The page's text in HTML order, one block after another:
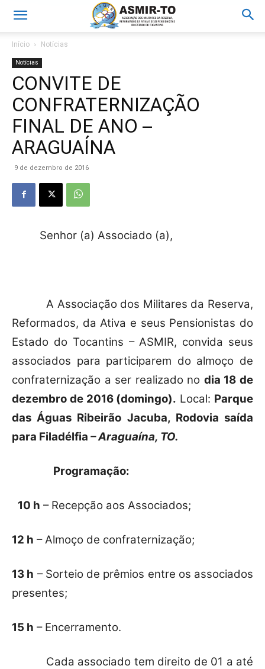
Início Notícias
Notícias
CONVITE DE
CONFRATERNIZAÇÃO
FINAL DE ANO –
ARAGUAÍNA
9 de dezembro de 2016
Senhor (a) Associado (a),
A Associação dos Militares da Reserva,
Reformados, da Ativa e seus Pensionistas do
Estado do Tocantins – ASMIR, convida seus
associados para participarem do almoço de
confraternização a ser realizado no dia 18 de
dezembro de 2016 (domingo). Local: Parque
das Águas Ribeirão Jacuba, Rodovia saída
para Filadélfia – Araguaína, TO.
Programação:
10 h – Recepção aos Associados;
12 h – Almoço de confraternização;
13 h – Sorteio de prêmios entre os associados
presentes;
15 h – Encerramento.
Cada associado tem direito de 01 a até